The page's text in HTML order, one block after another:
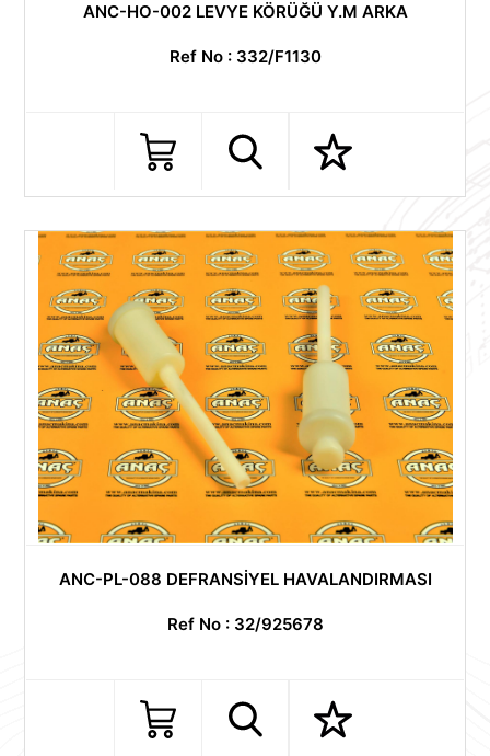
ANC-HO-002 LEVYE KÖRÜĞÜ Y.M ARKA
Ref No : 332/F1130
ANC-PL-088 DEFRANSİYEL HAVALANDIRMASI
Ref No : 32/925678